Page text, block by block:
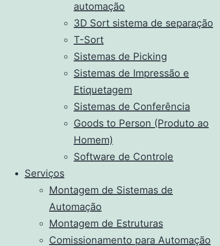
automação
3D Sort sistema de separação
T-Sort
Sistemas de Picking
Sistemas de Impressão e
Etiquetagem
Sistemas de Conferência
Goods to Person (Produto ao
Homem)
Software de Controle
Serviços
Montagem de Sistemas de
Automação
Montagem de Estruturas
Comissionamento para Automação